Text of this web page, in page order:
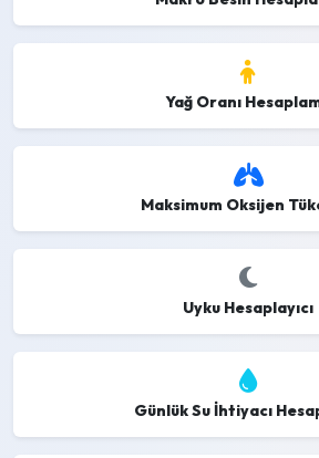
Yağ Oranı
Maksimum Oksijen
Uyku Hesaplayıcı
Günlük Su İhtiyacı